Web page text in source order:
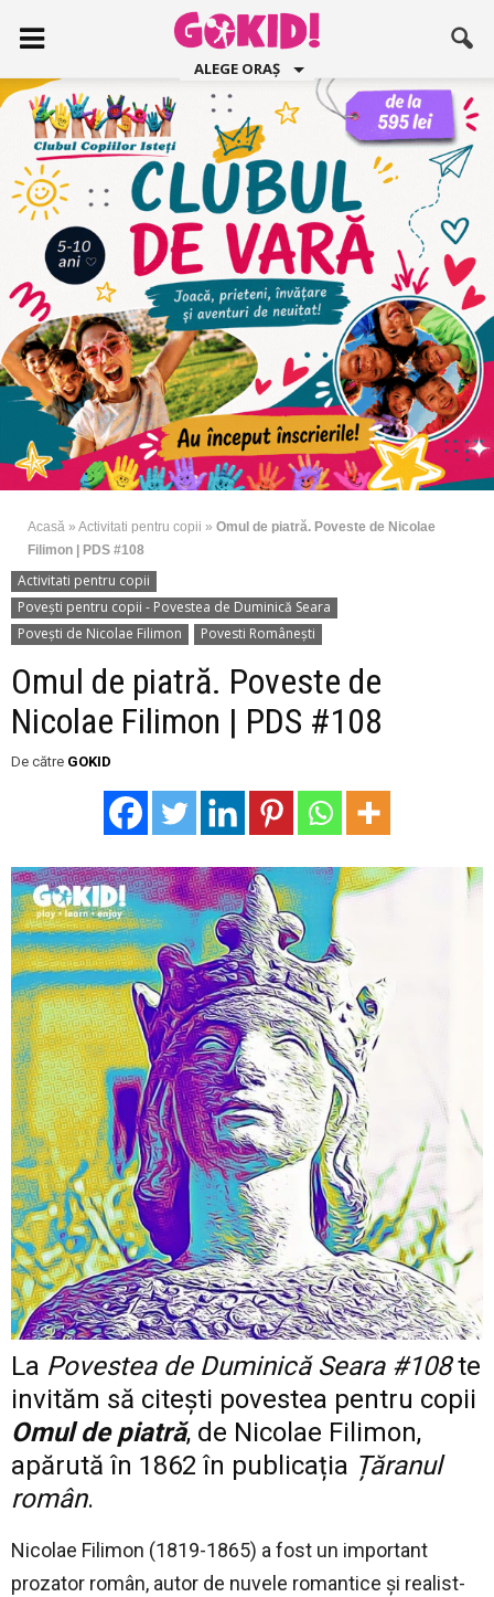
ALEGE ORAȘ
Acasă » Activitati pentru copii » Omul de piatră. Poveste de Nicolae
Filimon | PDS #108
Activitati pentru copii
Povești pentru copii - Povestea de Duminică Seara
Povești de Nicolae Filimon
Povesti Românești
Omul de piatră. Poveste de
Nicolae Filimon | PDS #108
De către GOKID
La Povestea de Duminică Seara #108te
invităm să citești povestea pentru copii
Omul de piatră, de Nicolae Filimon,
apărută în 1862 în publicația Țăranul
român.
Nicolae Filimon (1819-1865) a fost un important
prozator român, autor de nuvele romantice și realist-